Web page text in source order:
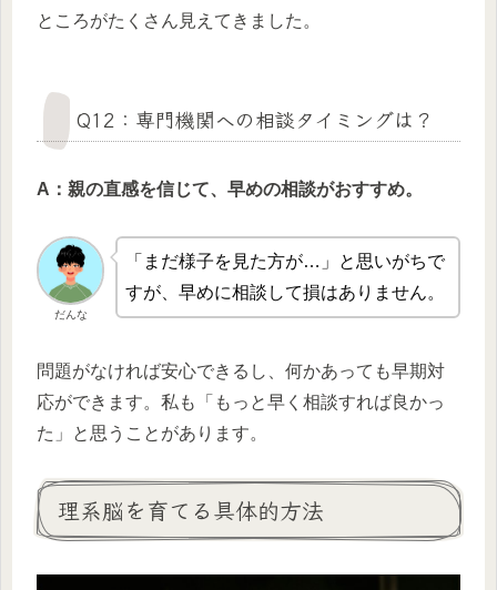
ところがたくさん見えてきました。
Q12：専門機関への相談タイミングは？
A：親の直感を信じて、早めの相談がおすすめ。
だんな
「まだ様子を見た方が…」と思いがちで
すが、早めに相談して損はありません。
問題がなければ安心できるし、何かあっても早期対
応ができます。私も「もっと早く相談すれば良かっ
た」と思うことがあります。
理系脳を育てる具体的方法